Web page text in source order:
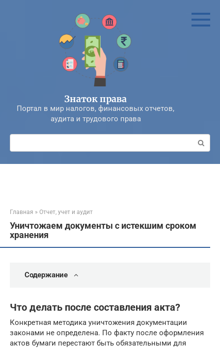
Знаток права
Портал в мир налогов, финансовых отчетов,
аудита и трудового права
Поиск:
Главная » Отчет, учет и аудит
Уничтожаем документы с истекшим сроком
хранения
Содержание
Что делать после составления акта?
Конкретная методика уничтожения документации
законами не определена. По факту после оформления
актов бумаги перестают быть обязательными для